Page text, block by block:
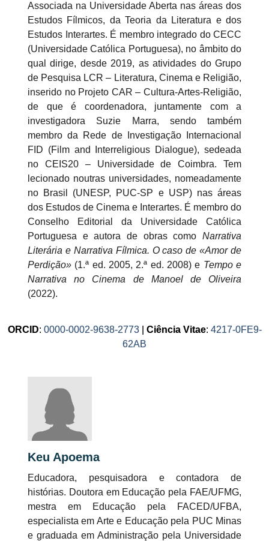
Associada na Universidade Aberta nas áreas dos
Estudos Fílmicos, da Teoria da Literatura e dos
Estudos Interartes. É membro integrado do CECC
(Universidade Católica Portuguesa), no âmbito do
qual dirige, desde 2019, as atividades do Grupo
de Pesquisa LCR – Literatura, Cinema e Religião,
inserido no Projeto CAR – Cultura-Artes-Religião,
de que é coordenadora, juntamente com a
investigadora Suzie Marra, sendo também
membro da Rede de Investigação Internacional
FID (Film and Interreligious Dialogue), sedeada
no CEIS20 – Universidade de Coimbra. Tem
lecionado noutras universidades, nomeadamente
no Brasil (UNESP, PUC-SP e USP) nas áreas
dos Estudos de Cinema e Interartes. É membro do
Conselho Editorial da Universidade Católica
Portuguesa e autora de obras como Narrativa
Literária e Narrativa Fílmica. O caso de «Amor de
Perdição» (1.ª ed. 2005, 2.ª ed. 2008) e Tempo e
Narrativa no Cinema de Manoel de Oliveira
(2022).
ORCID: 0000-0002-9638-2773| Ciência Vitae: 4217-0FE9-
62AB
Keu Apoema
Educadora, pesquisadora e contadora de
histórias. Doutora em Educação pela FAE/UFMG,
mestra em Educação pela FACED/UFBA,
especialista em Arte e Educação pela PUC Minas
e graduada em Administração pela Universidade